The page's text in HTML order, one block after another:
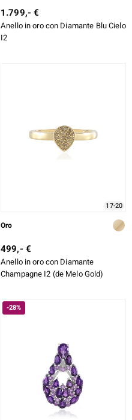
1.799,- €
Anello in oro con Diamante Blu Cielo
I2
17-20
Oro
499,- €
Anello in oro con Diamante
Champagne I2 (de Melo Gold)
-28%